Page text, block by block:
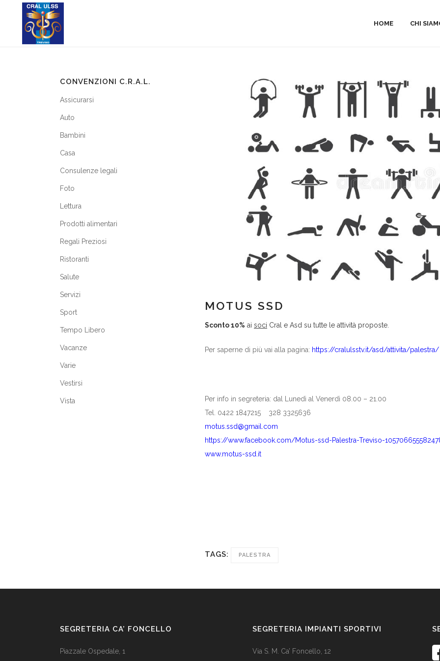
HOME CHI
CONVENZIONI C.R.A.L.
Assicurarsi
Auto
Bambini
Casa
Consulenze legali
Foto
Lettura
Prodotti alimentari
Regali Preziosi
Ristoranti
Salute
Servizi
Sport
Tempo Libero
Vacanze
Varie
Vestirsi
Vista
MOTUS SSD
Sconto 10% ai soci Cral e Asd su tutte le attività proposte.
Per saperne di più vai alla pagina: https://cralulsstv.it/asd/attivita/palestra/
Per info in segreteria: dal Lunedì al Venerdì 08.00 – 21.00
Tel. 0422 1847215 328 3325636
motus.ssd@gmail.com
https://www.facebook.com/Motus-ssd-Palestra-Treviso-
www.motus-ssd.it
TAGS: PALESTRA
SEGRETERIA CA’ FONCELLO
Piazzale Ospedale, 1
SEGRETERIA IMPIANTI SPORTIVI
Via S. M. Ca’ Foncello, 12